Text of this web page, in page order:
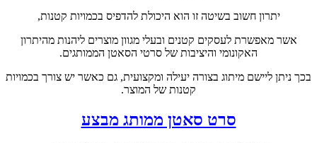
יתרון חשוב בשיטה זו הוא היכולת להדפיס בכמויות קטנות,
אשר מאפשרת לעסקים קטנים ובעלי מגוון מוצרים ליהנות מהיתרון
האקונומי והיציבות של סרטי הסאטן הממותגים.
בכך ניתן ליישם מיתוג בצורה יעילה ומקצועית, גם כאשר יש צורך בכמויות
קטנות של המוצר.
סרט סאטן ממותג מבצע